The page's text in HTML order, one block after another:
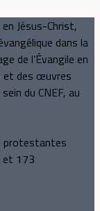
Jésus-Christ,
dans la
de l’Évangile en
et des œuvres
du CNEF, au
protestantes
et 173